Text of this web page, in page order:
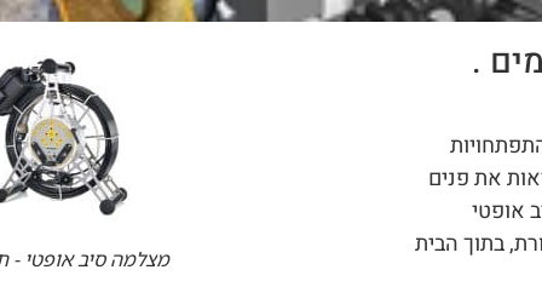
.
את פנים
אופטי
בתוך הבית
מצלמה סיב אופטי -